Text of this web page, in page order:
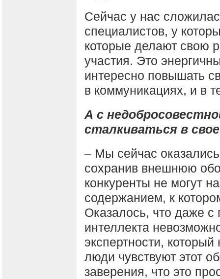
Сейчас у нас
специалистов, у
которые делают свою
участия. Это
интересно повышать
в коммуникациях, и в
А с
сталкиваться в
– Мы сейчас
сохранив внешнюю
конкуренты не могут
содержанием, к
Оказалось, что даже с
интеллекта
экспертности,
люди чувствуют этот
заверения, что это